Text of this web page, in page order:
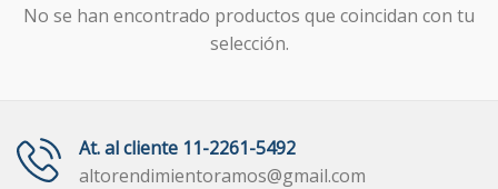
No se han encontrado productos que coincidan con tu
selección.
At. al cliente 11-2261-5492
altorendimientoramos@gmail.com